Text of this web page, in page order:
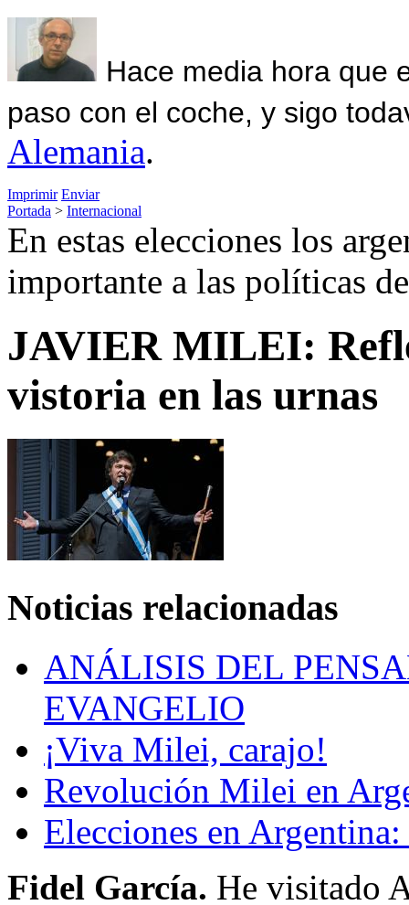
Hace media hora que
paso con el coche, y sigo
Alemania.
Imprimir Enviar
Portada > Internacional
En estas elecciones los
importante a las políticas
JAVIER MILEI:
vistoria en las urnas
Noticias relacionadas
ANÁLISIS DEL
EVANGELIO
¡Viva Milei, carajo!
Revolución Milei en
Elecciones en
Fidel García. He visitado